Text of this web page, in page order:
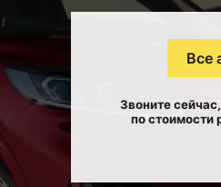
Все
Звоните
по стоимости